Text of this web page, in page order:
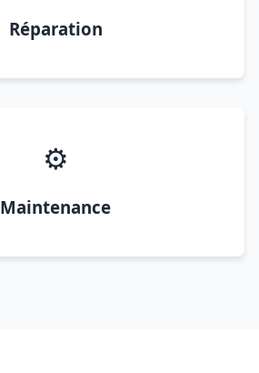
Réparation
⚙️
Maintenance